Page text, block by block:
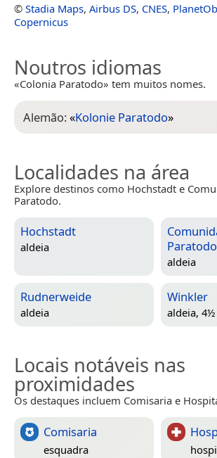
© Stadia Maps, Airbus DS, CNES,
Copernicus
Noutros idiomas
«Colonia Paratodo» tem muitos nomes.
Alemão:«Kolonie Paratodo»
Localidades na área
Explore destinos como Hochstadt e
Paratodo.
Hochstadt
aldeia
Paratodo
aldeia
Rudnerweide
aldeia
Winkler
aldeia,
Locais notáveis nas
proximidades
Os destaques incluem Comisaria e
Comisaria
esquadra